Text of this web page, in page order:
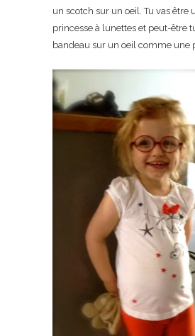
un scotch sur un oeil. Tu vas être
princesse à lunettes et peut-être
bandeau sur un oeil comme une